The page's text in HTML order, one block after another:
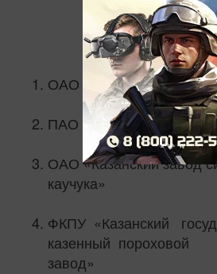
ОАО «ТГК-16»
ПАО «Казаньоргсинтез»
ОАО «Казанский завод
каучука»
ФКПУ «Казанский
казенный пороховой
завод»